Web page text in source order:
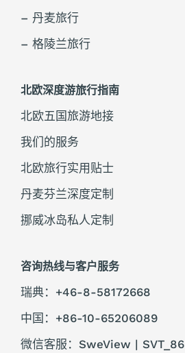
– 丹麦旅行
– 格陵兰旅行
北欧深度游旅行指南
北欧五国旅游地接
我们的服务
北欧旅行实用贴士
丹麦芬兰深度定制
挪威冰岛私人定制
咨询热线与客户服务
瑞典：+46-8-58172668
中国：+86-10-65206089
微信客服：SweView | SVT_86